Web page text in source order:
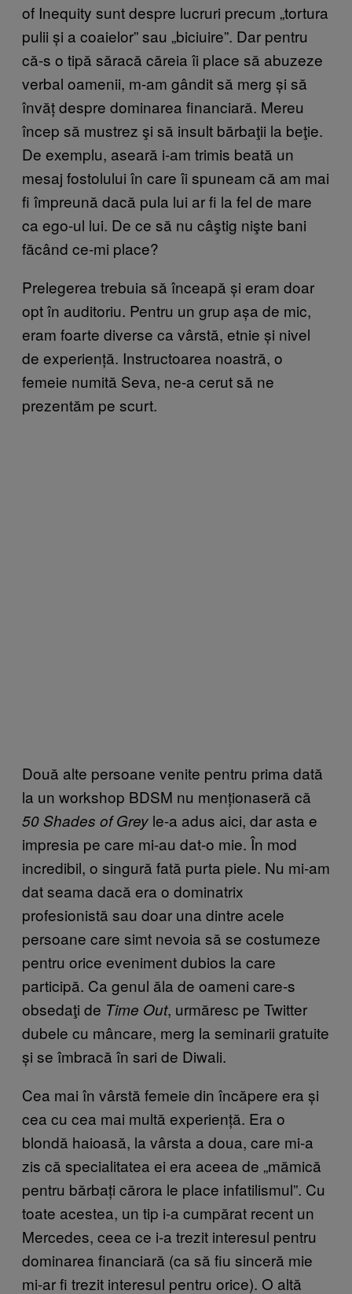
of Inequity sunt despre lucruri precum „tortura
pulii și a coaielor” sau „biciuire”. Dar pentru
că-s o tipă săracă căreia îi place să abuzeze
verbal oamenii, m-am gândit să merg și să
învăț despre dominarea financiară. Mereu
încep să mustrez şi să insult bărbaţii la beţie.
De exemplu, aseară i-am trimis beată un
mesaj fostolului în care îi spuneam că am mai
fi împreună dacă pula lui ar fi la fel de mare
ca ego-ul lui. De ce să nu câştig nişte bani
făcând ce-mi place?
Prelegerea trebuia să înceapă și eram doar
opt în auditoriu. Pentru un grup așa de mic,
eram foarte diverse ca vârstă, etnie și nivel
de experiență. Instructoarea noastră, o
femeie numită Seva, ne-a cerut să ne
prezentăm pe scurt.
Două alte persoane venite pentru prima dată
la un workshop BDSM nu menționaseră că
50 Shades of Grey le-a adus aici, dar asta e
impresia pe care mi-au dat-o mie. În mod
incredibil, o singură fată purta piele. Nu mi-am
dat seama dacă era o dominatrix
profesionistă sau doar una dintre acele
persoane care simt nevoia să se costumeze
pentru orice eveniment dubios la care
participă. Ca genul ăla de oameni care-s
obsedaţi de Time Out, urmăresc pe Twitter
dubele cu mâncare, merg la seminarii gratuite
și se îmbracă în sari de Diwali.
Cea mai în vârstă femeie din încăpere era și
cea cu cea mai multă experiență. Era o
blondă haioasă, la vârsta a doua, care mi-a
zis că specialitatea ei era aceea de „mămică
pentru bărbați cărora le place infatilismul”. Cu
toate acestea, un tip i-a cumpărat recent un
Mercedes, ceea ce i-a trezit interesul pentru
dominarea financiară (ca să fiu sinceră mie
mi-ar fi trezit interesul pentru orice). O altă